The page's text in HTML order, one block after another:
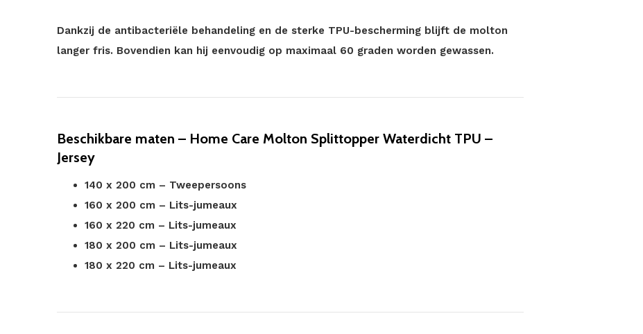
Dankzij de antibacteriële behandeling en de sterke TPU-bescherming blijft de molton
langer fris. Bovendien kan hij eenvoudig op maximaal 60 graden worden gewassen.
Beschikbare maten – Home Care Molton Splittopper Waterdicht TPU –
Jersey
140 x 200 cm – Tweepersoons
160 x 200 cm – Lits-jumeaux
160 x 220 cm – Lits-jumeaux
180 x 200 cm – Lits-jumeaux
180 x 220 cm – Lits-jumeaux